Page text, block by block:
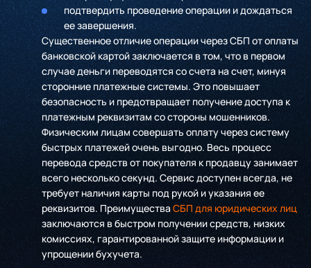
подтвердить проведение операции и дождаться
ее завершения.
Существенное отличие операции через СБП от оплаты
банковской картой заключается в том, что в первом
случае деньги переводятся со счета на счет, минуя
сторонние платежные системы. Это повышает
безопасность и предотвращает получение доступа к
платежным реквизитам со стороны мошенников.
Физическим лицам совершать оплату через систему
быстрых платежей очень выгодно. Весь процесс
перевода средств от покупателя к продавцу занимает
всего несколько секунд. Сервис доступен всегда, не
требует наличия карты под рукой и указания ее
реквизитов. Преимущества СБП для юридических лиц
заключаются в быстром получении средств, низких
комиссиях, гарантированной защите информации и
упрощении бухучета.